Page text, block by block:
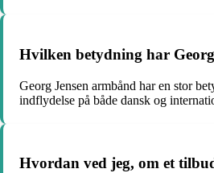
Hvilken betydning har
Georg Jensen armbånd har en stor
indflydelse på både dansk og
Hvordan ved jeg, om et